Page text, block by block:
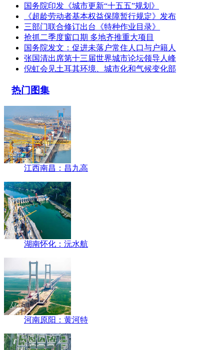
国务院印发《城市更新“十五五”规划》
《超龄劳动者基本权益保障暂行规定》发布
三部门联合修订出台《特种作业目录》
抢抓二季度窗口期 多地齐推重大项目
国务院发文：促进未落户常住人口与户籍人
张国清出席第十三届世界城市论坛领导人峰
倪虹会见土耳其环境、城市化和气候变化部
热门图集
江西南昌：昌九高
湖南怀化：沅水航
河南原阳：黄河特